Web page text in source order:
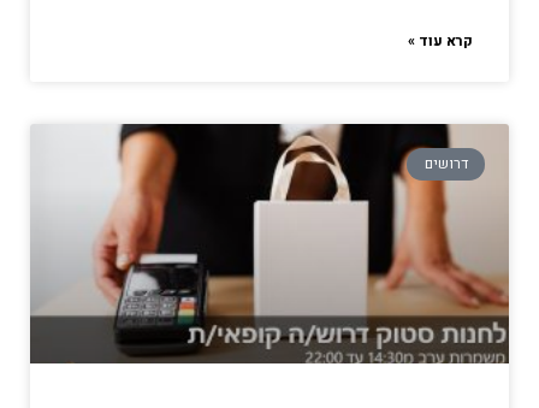
קרא עוד »
דרושים